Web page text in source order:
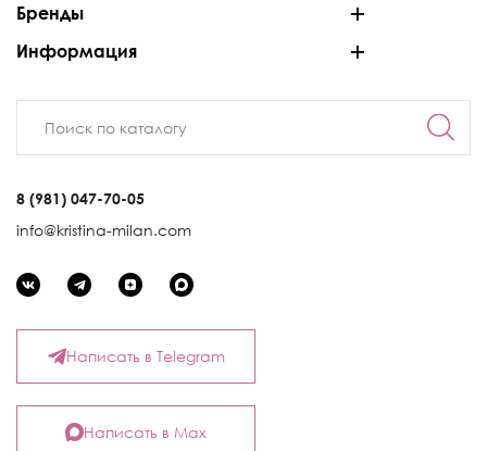
Бренды
Информация
8 (981) 047-70-05
info@kristina-milan.com
Написать в Telegram
Написать в Max